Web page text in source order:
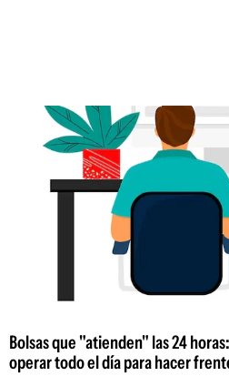
Bolsas que "atienden" las 24
operar todo el día para hacer